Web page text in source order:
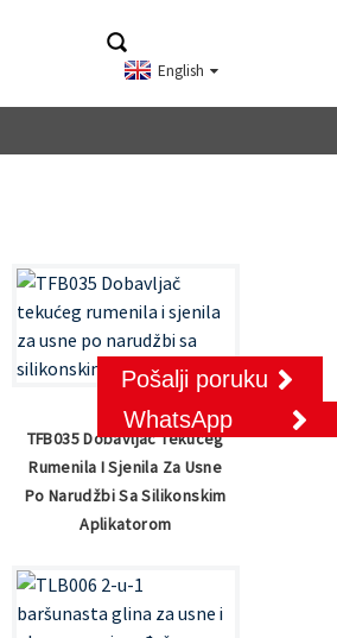
English
TFB035 Dobavljač Tekućeg
Rumenila I Sjenila Za Usne
Po Narudžbi Sa Silikonskim
Aplikatorom
Pošalji poruku
WhatsApp